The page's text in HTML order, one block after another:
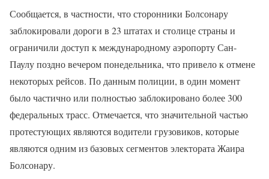
Сообщается, в частности, что сторонники Болсонару
заблокировали дороги в 23 штатах и ​​столице страны и
ограничили доступ к международному аэропорту Сан-
Паулу поздно вечером понедельника, что привело к отмене
некоторых рейсов. По данным полиции, в один момент
было частично или полностью заблокировано более 300
федеральных трасс. Отмечается, что значительной частью
протестующих являются водители грузовиков, которые
являются одним из базовых сегментов электората Жаира
Болсонару.